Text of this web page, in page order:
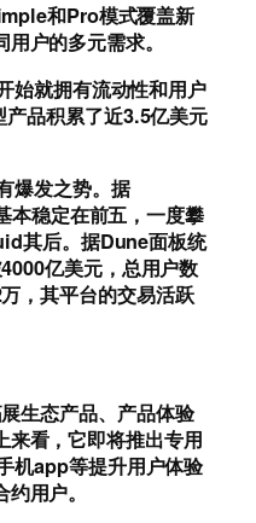
和Pro模式覆盖新
户的多元需求。
始就拥有流动性和用户
品积累了近3.5亿美元
爆发之势。据
稳定在前五，一度攀
其后。据Dune面板统
亿美元，总用户数
，其平台的交易活跃
生态产品、产品体验
来看，它即将推出专用
机app等提升用户体验
用户。